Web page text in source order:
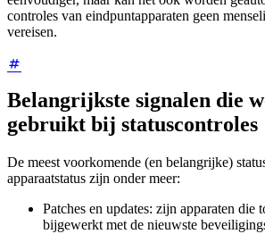
controles van eindpuntapparaten geen
vereisen.
Belangrijkste signalen die
gebruikt bij statuscontroles
De meest voorkomende (en belangrijke)
apparaatstatus zijn onder meer:
Patches en updates: zijn apparaten die
bijgewerkt met de nieuwste